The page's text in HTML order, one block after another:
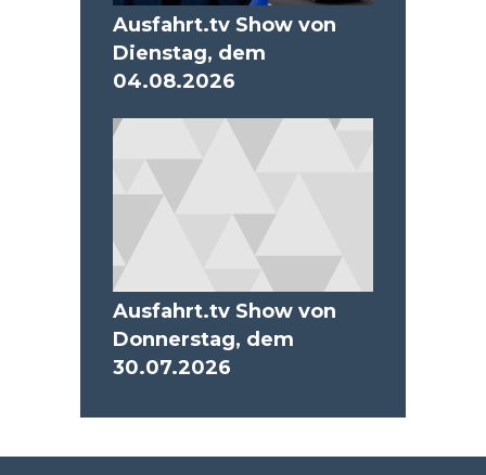
Ausfahrt.tv Show von
Dienstag, dem
04.08.2026
Ausfahrt.tv Show von
Donnerstag, dem
30.07.2026